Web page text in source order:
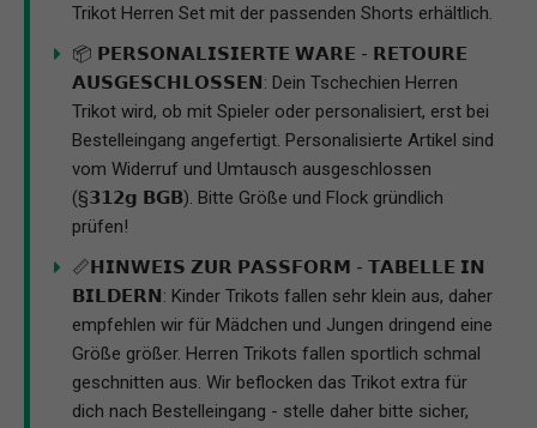
Trikot Herren Set mit der passenden Shorts erhältlich.
📦 𝗣𝗘𝗥𝗦𝗢𝗡𝗔𝗟𝗜𝗦𝗜𝗘𝗥𝗧𝗘 𝗪𝗔𝗥𝗘 - 𝗥𝗘𝗧𝗢𝗨𝗥𝗘
𝗔𝗨𝗦𝗚𝗘𝗦𝗖𝗛𝗟𝗢𝗦𝗦𝗘𝗡: Dein Tschechien Herren
Trikot wird, ob mit Spieler oder personalisiert, erst bei
Bestelleingang angefertigt. Personalisierte Artikel sind
vom Widerruf und Umtausch ausgeschlossen
(§𝟯𝟭𝟮𝗴 𝗕𝗚𝗕). Bitte Größe und Flock gründlich
prüfen!
📏𝗛𝗜𝗡𝗪𝗘𝗜𝗦 𝗭𝗨𝗥 𝗣𝗔𝗦𝗦𝗙𝗢𝗥𝗠 - 𝗧𝗔𝗕𝗘𝗟𝗟𝗘 𝗜𝗡
𝗕𝗜𝗟𝗗𝗘𝗥𝗡: Kinder Trikots fallen sehr klein aus, daher
empfehlen wir für Mädchen und Jungen dringend eine
Größe größer. Herren Trikots fallen sportlich schmal
geschnitten aus. Wir beflocken das Trikot extra für
dich nach Bestelleingang - stelle daher bitte sicher,